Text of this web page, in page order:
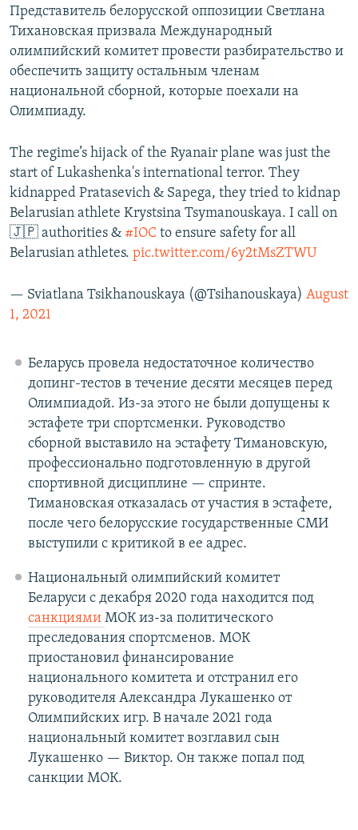
Представитель белорусской оппозиции Светлана
Тихановская призвала Международный
олимпийский комитет провести разбирательство и
обеспечить защиту остальным членам
национальной сборной, которые поехали на
Олимпиаду.
The regime’s hijack of the Ryanair plane was just the
start of Lukashenka's international terror. They
kidnapped Pratasevich & Sapega, they tried to kidnap
Belarusian athlete Krystsina Tsymanouskaya. I call on
🇯🇵 authorities & #IOC to ensure safety for all
Belarusian athletes. pic.twitter.com/6y2tMsZTWU
— Sviatlana Tsikhanouskaya (@Tsihanouskaya) August
1, 2021
Беларусь провела недостаточное количество
допинг-тестов в течение десяти месяцев перед
Олимпиадой. Из-за этого не были допущены к
эстафете три спортсменки. Руководство
сборной выставило на эстафету Тимановскую,
профессионально подготовленную в другой
спортивной дисциплине — спринте.
Тимановская отказалась от участия в эстафете,
после чего белорусские государственные СМИ
выступили с критикой в ее адрес.
Национальный олимпийский комитет
Беларуси с декабря 2020 года находится под
санкциями МОК из-за политического
преследования спортсменов. МОК
приостановил финансирование
национального комитета и отстранил его
руководителя Александра Лукашенко от
Олимпийских игр. В начале 2021 года
национальный комитет возглавил сын
Лукашенко — Виктор. Он также попал под
санкции МОК.